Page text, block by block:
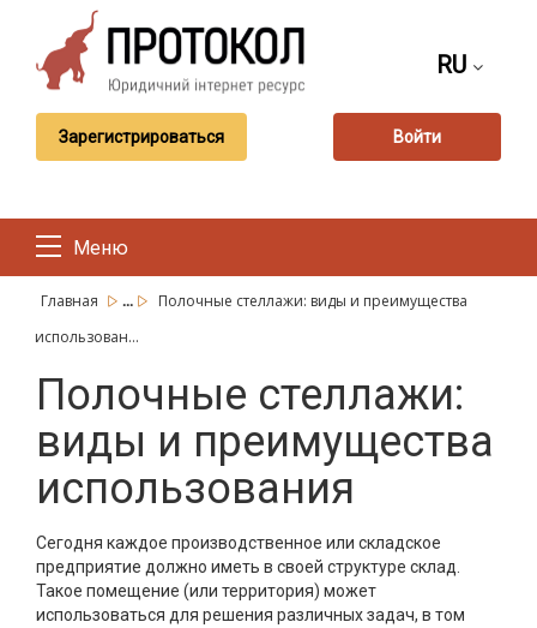
RU
Зарегистрироваться Войти
Меню
Главная ...
Полочные стеллажи: виды и преимущества
использован...
Полочные стеллажи:
виды и преимущества
использования
Сегодня каждое производственное или складское
предприятие должно иметь в своей структуре склад.
Такое помещение (или территория) может
использоваться для решения различных задач, в том